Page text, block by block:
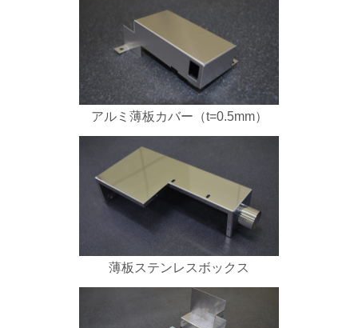
アルミ薄板カバー（t=0.5mm）
薄板ステンレスボックス